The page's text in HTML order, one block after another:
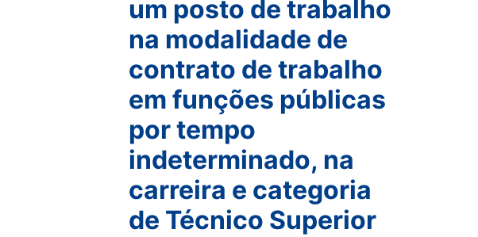
um posto de trabalho
na modalidade de
contrato de trabalho
em funções públicas
por tempo
indeterminado, na
carreira e categoria
de Técnico Superior